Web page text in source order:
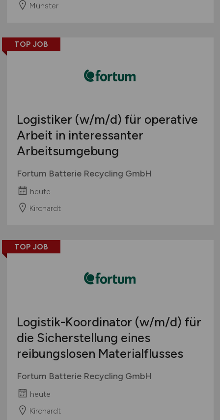
Münster
TOP JOB
Logistiker (w/m/d) für operative
Arbeit in interessanter
Arbeitsumgebung
Fortum Batterie Recycling GmbH
heute
Kirchardt
TOP JOB
Logistik-Koordinator (w/m/d) für
die Sicherstellung eines
reibungslosen Materialflusses
Fortum Batterie Recycling GmbH
heute
Kirchardt